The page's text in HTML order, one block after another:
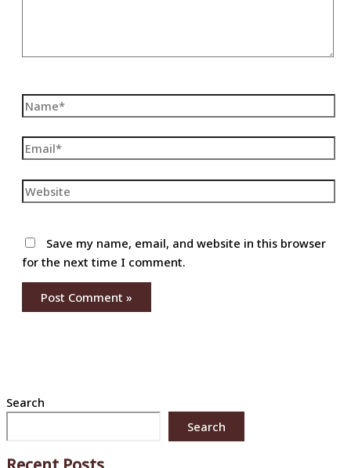
Name*
Email*
Website
Save my name, email, and website in this browser
for the next time I comment.
Search
Search